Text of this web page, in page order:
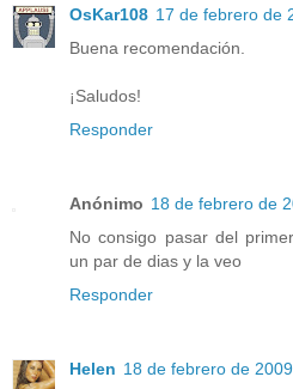
OsKar108 17 de febrero de
Buena recomendación.
¡Saludos!
Responder
Anónimo 18 de febrero de
No consigo pasar del
un par de dias y la veo
Responder
Helen 18 de febrero de